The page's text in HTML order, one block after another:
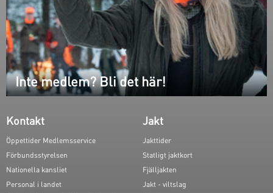
Inte medlem? Bli det här!
Kontakt
Öppettider Medlemsservice
Förbundsstyrelsen
Nationella kansliet
Personal i landet
Jakt
Jakttider
Statligt jaktkort
Fjälljakten
Jakt - viltslag